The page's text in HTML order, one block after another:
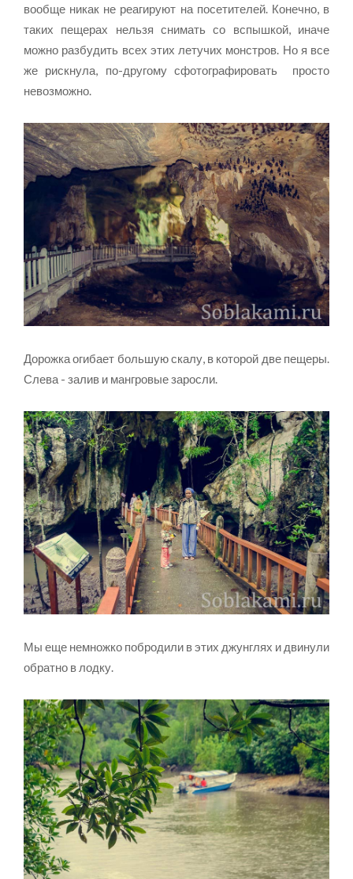
вообще никак не реагируют на посетителей. Конечно, в
таких пещерах нельзя снимать со вспышкой, иначе
можно разбудить всех этих летучих монстров. Но я все
же рискнула, по-другому сфотографировать просто
невозможно.
Дорожка огибает большую скалу, в которой две пещеры.
Слева - залив и мангровые заросли.
Мы еще немножко побродили в этих джунглях и двинули
обратно в лодку.